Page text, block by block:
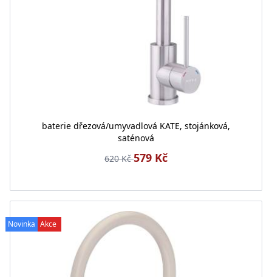
baterie dřezová/umyvadlová KATE, stojánková,
saténová
620 Kč579 Kč
Novinka Akce